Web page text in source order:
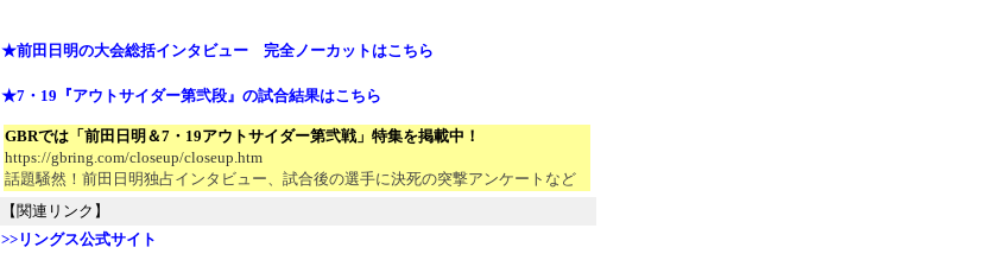
★前田日明の大会総括インタビュー 完全ノーカットはこちら
★7・19『アウトサイダー第弐段』の試合結果はこちら
GBRでは「前田日明＆7・19アウトサイダー第弐戦」特集を掲載中！
https://gbring.com/closeup/closeup.htm
話題騒然！前田日明独占インタビュー、試合後の選手に決死の突撃アンケートなど
【関連リンク】
>>リングス公式サイト